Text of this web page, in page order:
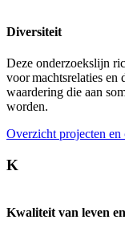
Deze onderzoekslijn
voor machtsrelaties en
waardering die aan
worden.
Overzicht projecten
K
Kwaliteit van leven